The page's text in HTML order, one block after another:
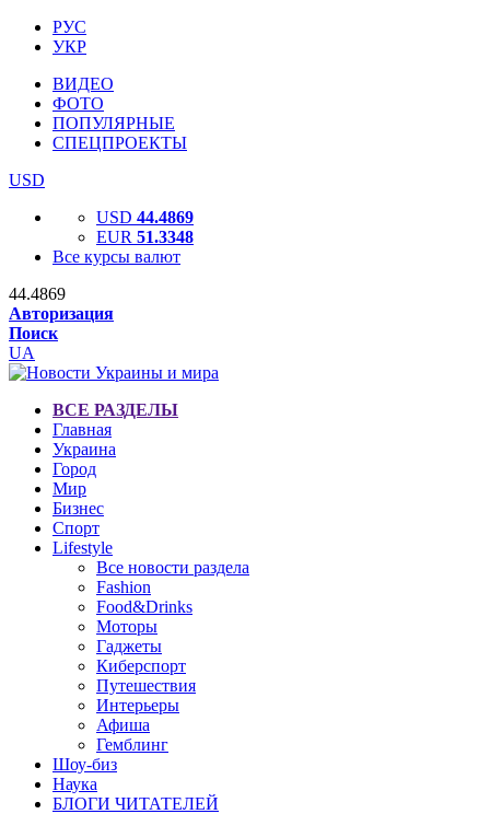
РУС
УКР
ВИДЕО
ФОТО
ПОПУЛЯРНЫЕ
СПЕЦПРОЕКТЫ
USD
USD 44.4869
EUR 51.3348
Все курсы валют
44.4869
Авторизация
Поиск
UA
ВСЕ РАЗДЕЛЫ
Главная
Украина
Город
Мир
Бизнес
Спорт
Lifestyle
Все новости раздела
Fashion
Food&Drinks
Моторы
Гаджеты
Киберспорт
Путешествия
Интерьеры
Афиша
Гемблинг
Шоу-биз
Наука
БЛОГИ ЧИТАТЕЛЕЙ